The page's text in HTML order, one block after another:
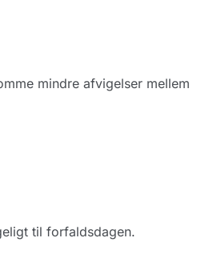
mindre afvigelser mellem
til forfaldsdagen.